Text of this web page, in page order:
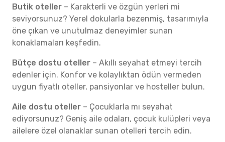
Butik oteller – Karakterli ve özgün yerleri mi
seviyorsunuz? Yerel dokularla bezenmiş, tasarımıyla
öne çıkan ve unutulmaz deneyimler sunan
konaklamaları keşfedin.
Bütçe dostu oteller – Akıllı seyahat etmeyi tercih
edenler için. Konfor ve kolaylıktan ödün vermeden
uygun fiyatlı oteller, pansiyonlar ve hosteller bulun.
Aile dostu oteller – Çocuklarla mı seyahat
ediyorsunuz? Geniş aile odaları, çocuk kulüpleri veya
ailelere özel olanaklar sunan otelleri tercih edin.